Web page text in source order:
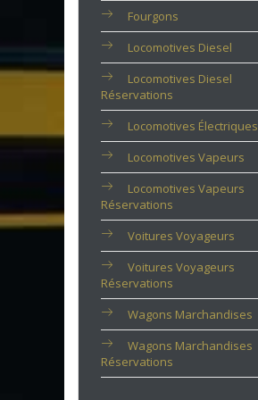
Fourgons
Locomotives Diesel
Locomotives Diesel
Réservations
Locomotives Électriques
Locomotives Vapeurs
Locomotives Vapeurs
Réservations
Voitures Voyageurs
Voitures Voyageurs
Réservations
Wagons Marchandises
Wagons Marchandises
Réservations